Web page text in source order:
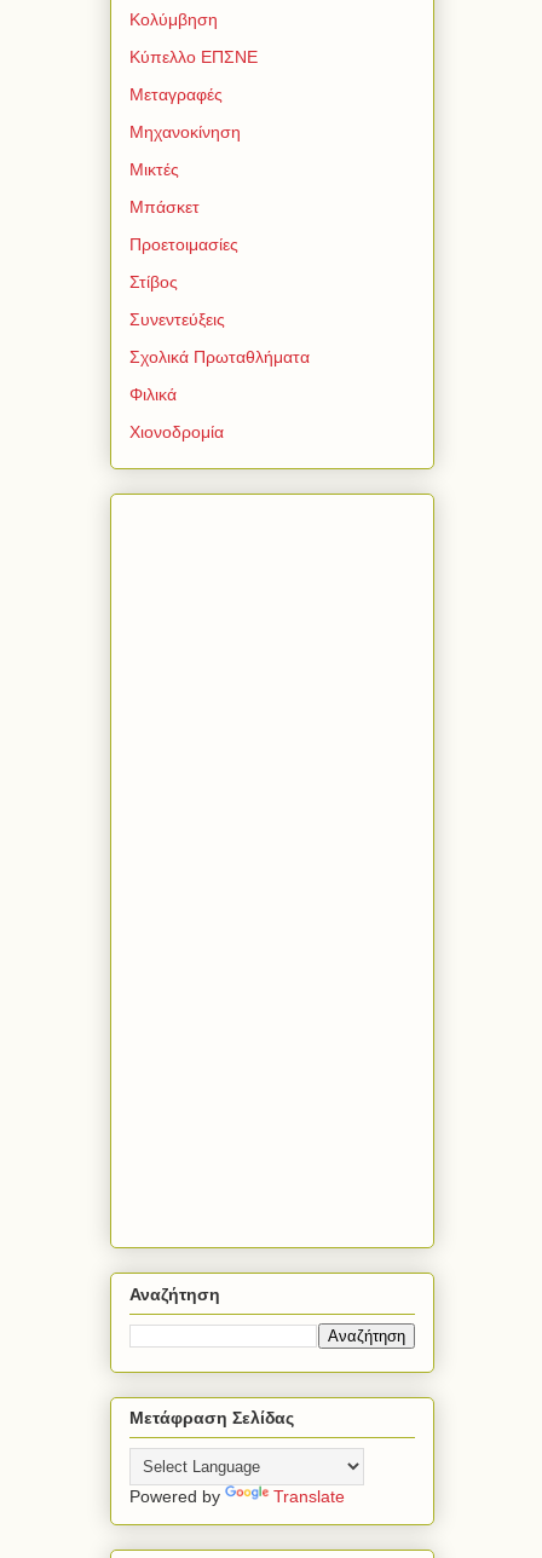
Κολύμβηση
Κύπελλο ΕΠΣΝΕ
Μεταγραφές
Μηχανοκίνηση
Μικτές
Μπάσκετ
Προετοιμασίες
Στίβος
Συνεντεύξεις
Σχολικά Πρωταθλήματα
Φιλικά
Χιονοδρομία
Αναζήτηση
Μετάφραση Σελίδας
Powered by Translate